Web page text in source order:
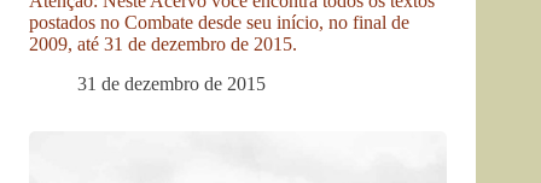
postados no Combate desde seu início, no final de
2009, até 31 de dezembro de 2015.
31 de dezembro de 2015